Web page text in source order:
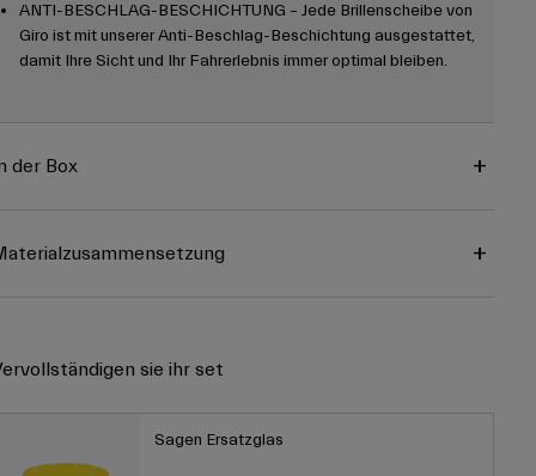
ANTI-BESCHLAG-BESCHICHTUNG – Jede Brillenscheibe von
Giro ist mit unserer Anti-Beschlag-Beschichtung ausgestattet,
damit Ihre Sicht und Ihr Fahrerlebnis immer optimal bleiben.
der Box
sie ihr set
Sagen Ersatzglas